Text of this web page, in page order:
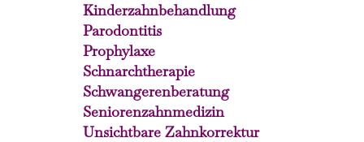
Kinderzahnbehandlung
Parodontitis
Prophylaxe
Schnarchtherapie
Schwangerenberatung
Seniorenzahnmedizin
Unsichtbare Zahnkorrektur